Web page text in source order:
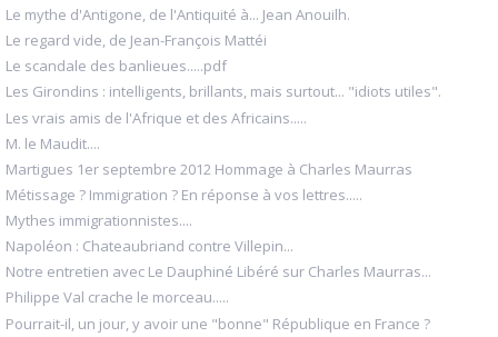
Le mythe d'Antigone, de l'Antiquité à... Jean Anouilh.
Le regard vide, de Jean-François Mattéi
Le scandale des banlieues.....pdf
Les Girondins : intelligents, brillants, mais surtout... "idiots utiles".
Les vrais amis de l'Afrique et des Africains.....
M. le Maudit....
Martigues 1er septembre 2012 Hommage à Charles Maurras
Métissage ? Immigration ? En réponse à vos lettres.....
Mythes immigrationnistes....
Napoléon : Chateaubriand contre Villepin...
Notre entretien avec Le Dauphiné Libéré sur Charles Maurras...
Philippe Val crache le morceau.....
Pourrait-il, un jour, y avoir une "bonne" République en France ?